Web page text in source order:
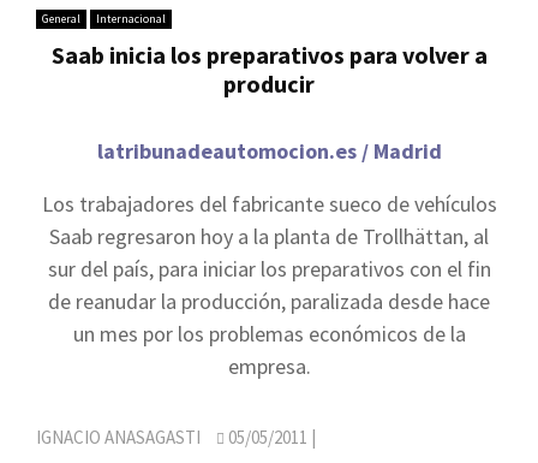
General Internacional
Saab inicia los preparativos para volver a
producir
latribunadeautomocion.es / Madrid
Los trabajadores del fabricante sueco de vehículos
Saab regresaron hoy a la planta de Trollhättan, al
sur del país, para iniciar los preparativos con el fin
de reanudar la producción, paralizada desde hace
un mes por los problemas económicos de la
empresa.
IGNACIO ANASAGASTI 05/05/2011 |